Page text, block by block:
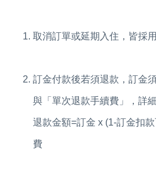
取消訂單或延期入住，皆採
訂金付款後若須退款，訂金
與「單次退款手續費」，詳
退款金額=訂金 x (1-訂金扣
費